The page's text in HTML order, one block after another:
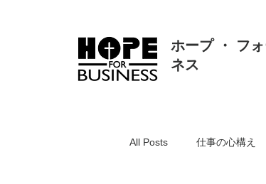
ホープ ・ フ
ネス
All Posts 仕事の心構え